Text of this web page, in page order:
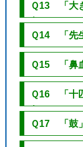
Ｑ13 「大
か
Ｑ14 「先
Ｑ15 「鼻
Ｑ16 「十
か
Ｑ17 「鼓